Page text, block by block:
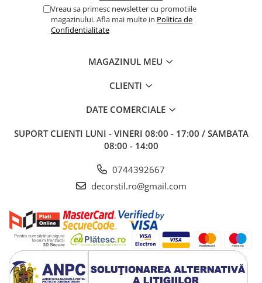
Vreau sa primesc newsletter cu promotiile
magazinului. Afla mai multe in Politica de
Confidentialitate
MAGAZINUL MEU
CLIENTI
DATE COMERCIALE
SUPORT CLIENTI LUNI - VINERI 08:00 - 17:00 / SAMBATA
08:00 - 14:00
0744392667
decorstil.ro@gmail.com